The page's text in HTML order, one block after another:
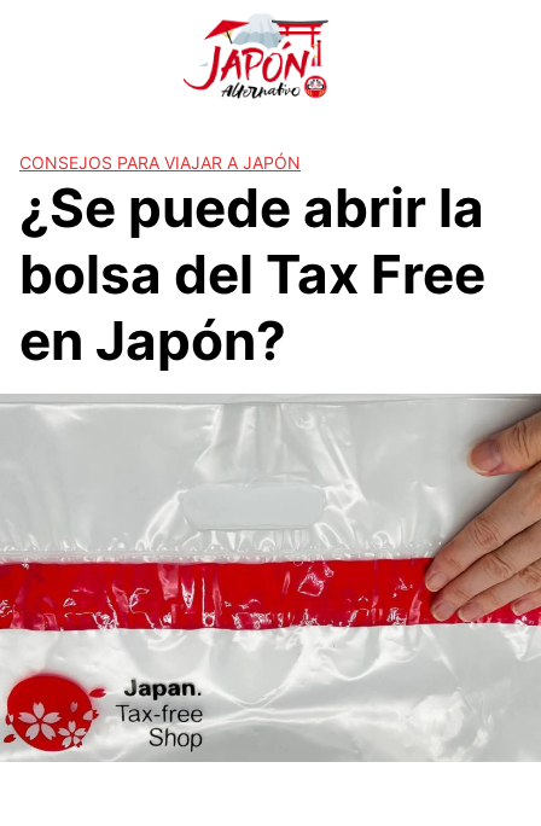
n
CONSEJOS PARA VIAJAR A JAPÓN
¿Se puede abrir la
bolsa del Tax Free
en Japón?